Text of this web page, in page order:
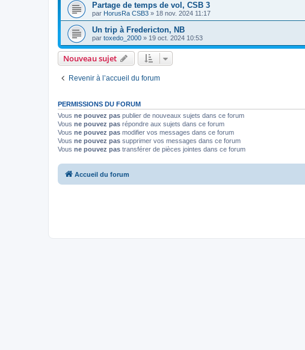
Partage de temps de vol, CSB 3
par HorusRa CSB3 » 18 nov. 2024 11:17
Un trip à Fredericton, NB
par toxedo_2000 » 19 oct. 2024 10:53
Nouveau sujet
Revenir à l’accueil du forum
PERMISSIONS DU FORUM
Vous ne pouvez pas publier de nouveaux sujets dans ce forum
Vous ne pouvez pas répondre aux sujets dans ce forum
Vous ne pouvez pas modifier vos messages dans ce forum
Vous ne pouvez pas supprimer vos messages dans ce forum
Vous ne pouvez pas transférer de pièces jointes dans ce forum
Accueil du forum